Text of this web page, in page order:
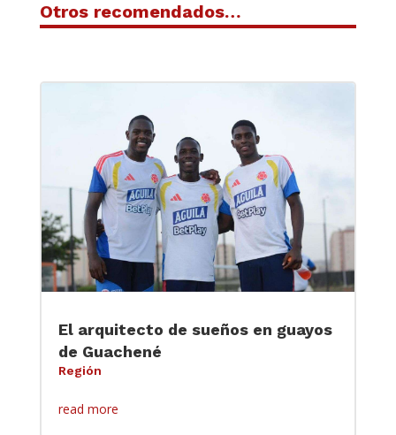
Otros recomendados…
El arquitecto de sueños en guayos
de Guachené
Región
read more